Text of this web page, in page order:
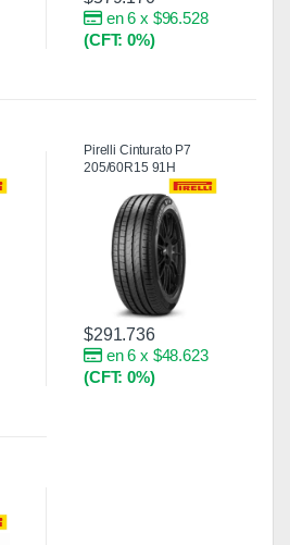
en 6 x $96.528
(CFT: 0%)
Pirelli Cinturato P7
205/60R15 91H
$291.736
en 6 x $48.623
(CFT: 0%)